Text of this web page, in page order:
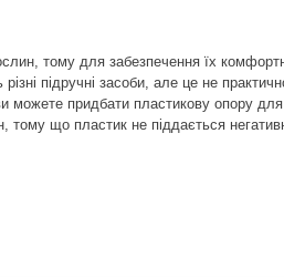
тому для забезпечення їх
підручні засоби, але це не
ви можете придбати пластикову опору
тому що пластик не піддається